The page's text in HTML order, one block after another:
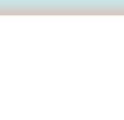
ていてお